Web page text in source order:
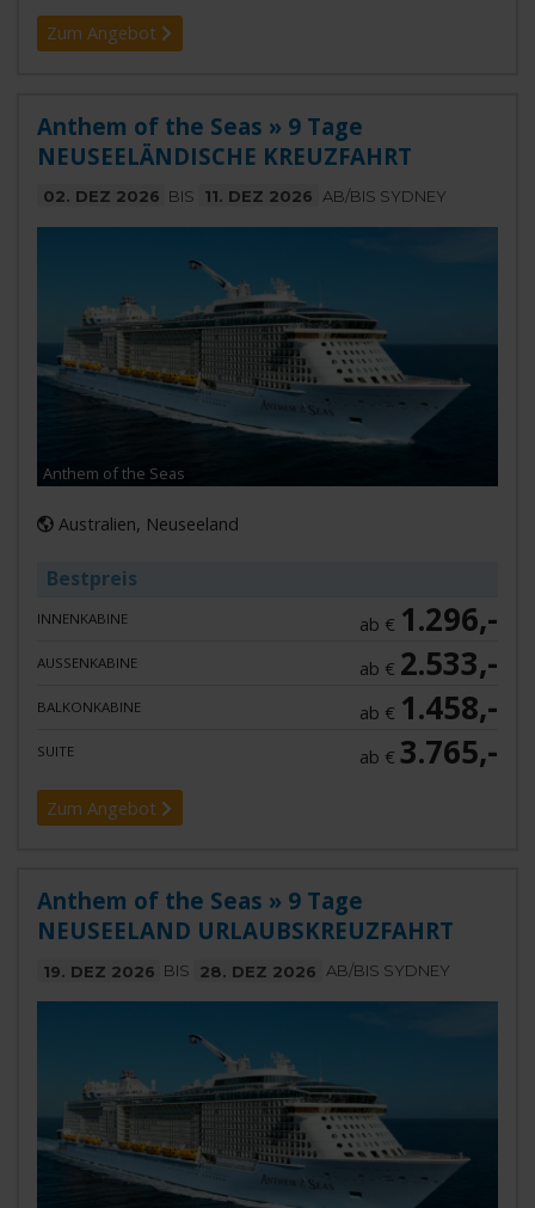
Zum Angebot
Anthem of the Seas » 9 Tage
NEUSEELÄNDISCHE KREUZFAHRT
02. DEZ 2026 BIS 11. DEZ 2026 AB/BIS SYDNEY
Anthem of the Seas
Australien, Neuseeland
Bestpreis
INNENKABINE ab € 1.296,-
AUSSENKABINE ab € 2.533,-
BALKONKABINE ab € 1.458,-
SUITE ab €3.765,-
Zum Angebot
Anthem of the Seas » 9 Tage
NEUSEELAND URLAUBSKREUZFAHRT
19. DEZ 2026 BIS 28. DEZ 2026 AB/BIS SYDNEY